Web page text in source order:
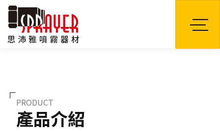
PRODUCT
產品介紹